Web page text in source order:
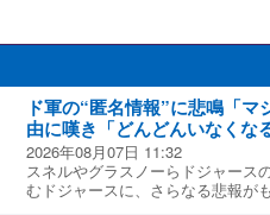
ド軍の“匿名情報”に悲鳴「
由に嘆き「どんどんいなくな
2026年08月07日 11:32
スネルやグラスノーらドジャー
むドジャースに、さらなる悲報が